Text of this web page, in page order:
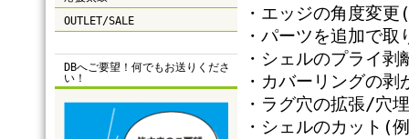
OUTLET/SALE
DBへご要望！何でもお送りくださ
い！
・エッジの角度変
・パーツを追加で
・シェルのプライ
・カバーリングの
・ラグ穴の拡張/穴
・シェルのカット(